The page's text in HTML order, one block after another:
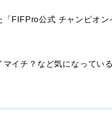
FIFPro公式 チャンピオ
イチ？など気になってい